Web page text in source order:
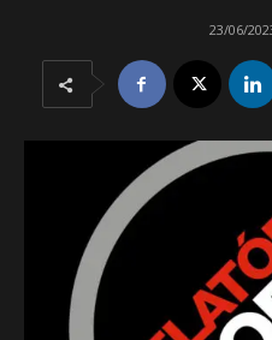
23/06/